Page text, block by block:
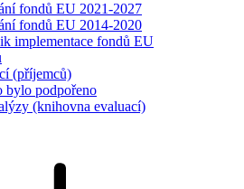
fondů EU 2021-2027
fondů EU 2014-2020
implementace fondů EU
(příjemců)
bylo podpořeno
(knihovna evaluací)